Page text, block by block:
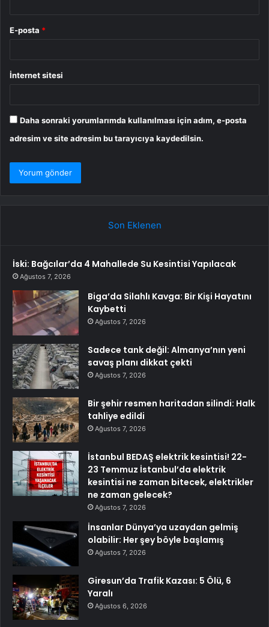
E-posta *
İnternet sitesi
Daha sonraki yorumlarımda kullanılması için adım, e-posta
adresim ve site adresim bu tarayıcıya kaydedilsin.
Son Eklenen
İski: Bağcılar’da 4 Mahallede Su Kesintisi Yapılacak
Ağustos 7, 2026
Biga’da Silahlı Kavga: Bir Kişi Hayatını
Kaybetti
Ağustos 7, 2026
Sadece tank değil: Almanya’nın yeni
savaş planı dikkat çekti
Ağustos 7, 2026
Bir şehir resmen haritadan silindi: Halk
tahliye edildi
Ağustos 7, 2026
İstanbul BEDAŞ elektrik kesintisi! 22-
23 Temmuz İstanbul’da elektrik
kesintisi ne zaman bitecek, elektrikler
ne zaman gelecek?
Ağustos 7, 2026
İnsanlar Dünya’ya uzaydan gelmiş
olabilir: Her şey böyle başlamış
Ağustos 7, 2026
Giresun’da Trafik Kazası: 5 Ölü, 6
Yaralı
Ağustos 6, 2026